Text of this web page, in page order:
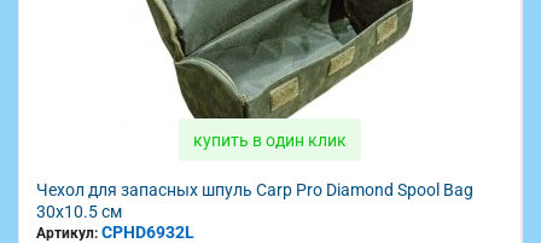
купить в один клик
Чехол для запасных шпуль Carp Pro Diamond Spool Bag
30x10.5 см
Артикул: CPHD6932L